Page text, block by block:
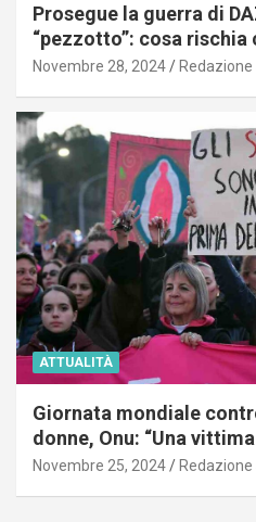
Prosegue la guerra di
“pezzotto”: cosa
Novembre 28, 2024
ATTUALITÀ
Giornata mondiale
donne, Onu: “Una
Novembre 25, 2024